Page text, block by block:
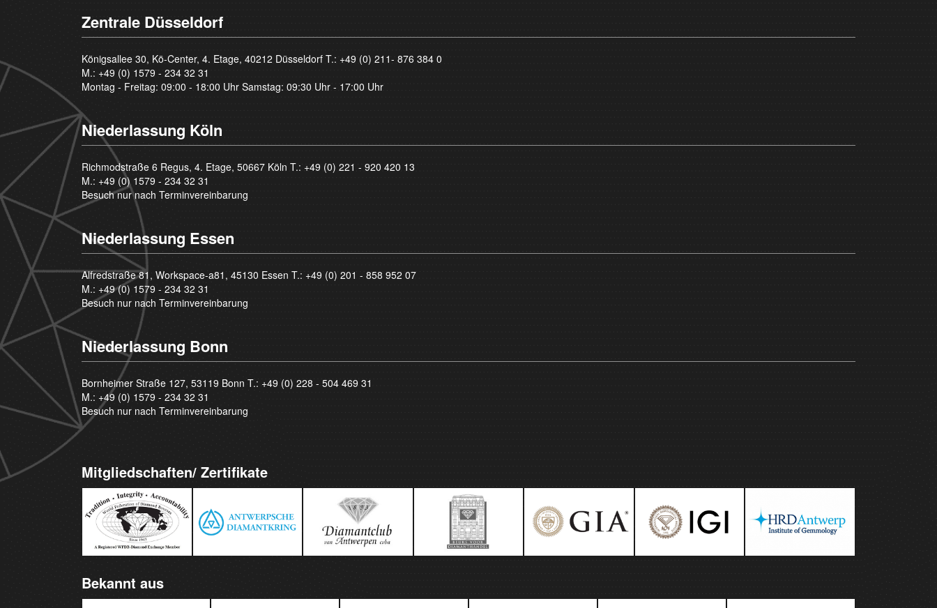
Zentrale Düsseldorf
Königsallee 30, Kö-Center, 4. Etage, 40212 Düsseldorf T.: +49 (0) 211- 876 384 0
M.: +49 (0) 1579 - 234 32 31
Montag - Freitag: 09:00 - 18:00 Uhr Samstag: 09:30 Uhr - 17:00 Uhr
Niederlassung Köln
Richmodstraße 6 Regus, 4. Etage, 50667 Köln T.: +49 (0) 221 - 920 420 13
M.: +49 (0) 1579 - 234 32 31
Besuch nur nach Terminvereinbarung
Niederlassung Essen
Alfredstraße 81, Workspace-a81, 45130 Essen T.: +49 (0) 201 - 858 952 07
M.: +49 (0) 1579 - 234 32 31
Besuch nur nach Terminvereinbarung
Niederlassung Bonn
Bornheimer Straße 127, 53119 Bonn T.: +49 (0) 228 - 504 469 31
M.: +49 (0) 1579 - 234 32 31
Besuch nur nach Terminvereinbarung
Mitgliedschaften/ Zertifikate
Bekannt aus